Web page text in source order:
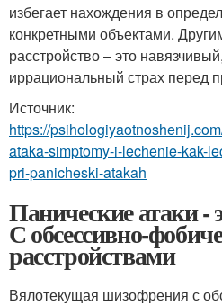
избегает нахождения в
конкретными объектами.
расстройство – это
иррациональный страх перед
Источник:
https://
ataka-simptomy-i-lechenie-kak-
pri-panicheski-atakah
Панические атаки -
С обсессивно-
расстройствами
Вялотекущая шизофрения с